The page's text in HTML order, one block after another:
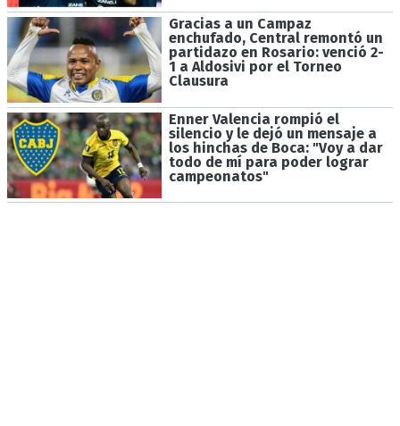
Gracias a un Campaz
enchufado, Central remontó un
partidazo en Rosario: venció 2-
1 a Aldosivi por el Torneo
Clausura
Enner Valencia rompió el
silencio y le dejó un mensaje a
los hinchas de Boca: "Voy a dar
todo de mí para poder lograr
campeonatos"